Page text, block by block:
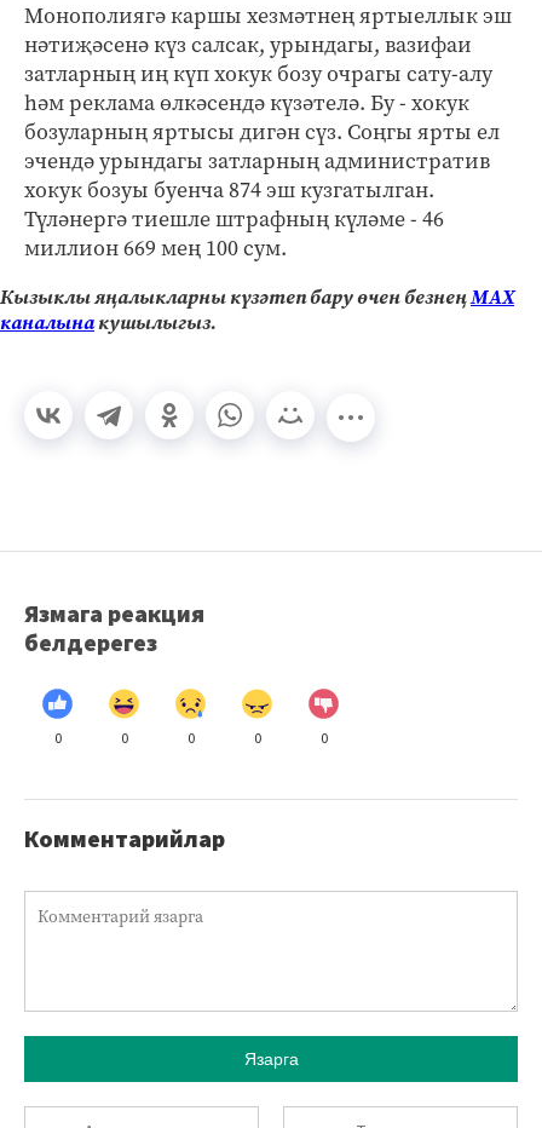
Монополиягә каршы хезмәтнең яртыеллык эш
нәтиҗәсенә күз салсак, урындагы, вазифаи
затларның иң күп хокук бозу очрагы сату-алу
һәм реклама өлкәсендә күзәтелә. Бу - хокук
бозуларның яртысы дигән сүз. Соңгы ярты ел
эчендә урындагы затларның административ
хокук бозуы буенча 874 эш кузгатылган.
Түләнергә тиешле штрафның күләме - 46
миллион 669 мең 100 сум.
Кызыклы яңалыкларны күзәтеп бару өчен безнеңМАХ
каналынакушылыгыз.
Язмага реакция
белдерегез
0 0 0 0 0
Комментарийлар
Язарга